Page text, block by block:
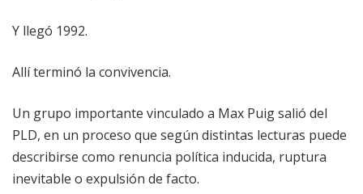
Y llegó 1992.
Allí terminó la convivencia.
Un grupo importante vinculado a Max Puig salió del
PLD, en un proceso que según distintas lecturas puede
describirse como renuncia política inducida, ruptura
inevitable o expulsión de facto.